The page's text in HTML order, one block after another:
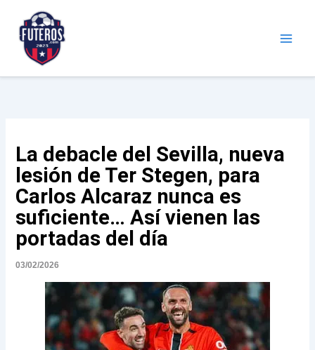
contenido
La debacle del Sevilla, nueva
lesión de Ter Stegen, para
Carlos Alcaraz nunca es
suficiente… Así vienen las
portadas del día
03/02/2026